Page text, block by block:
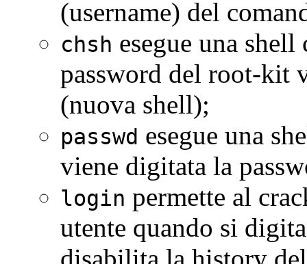
(username) del
chsh esegue una
password del root-kit
(nuova shell);
passwd esegue una
viene digitata la
login permette al
utente quando si